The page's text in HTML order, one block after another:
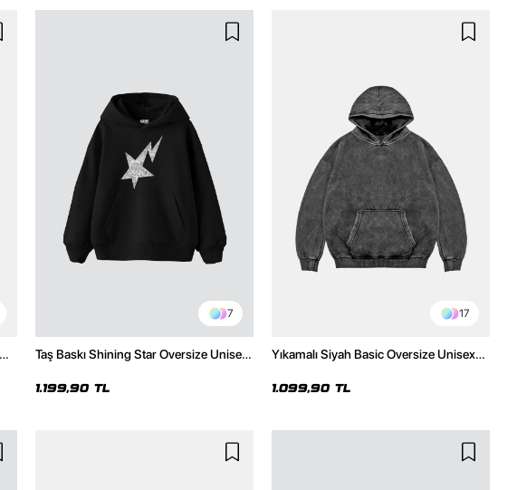
7
Taş Baskı Shining Star Oversize Unisex
1.199,90 TL
17
Yıkamalı Siyah Basic Oversize Unisex
1.099,90 TL